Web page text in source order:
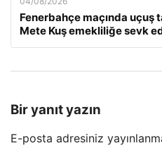
Fenerbahçe maçında uçuş
Mete Kuş emekliliğe sevk
Bir yanıt yazın
E-posta adresiniz